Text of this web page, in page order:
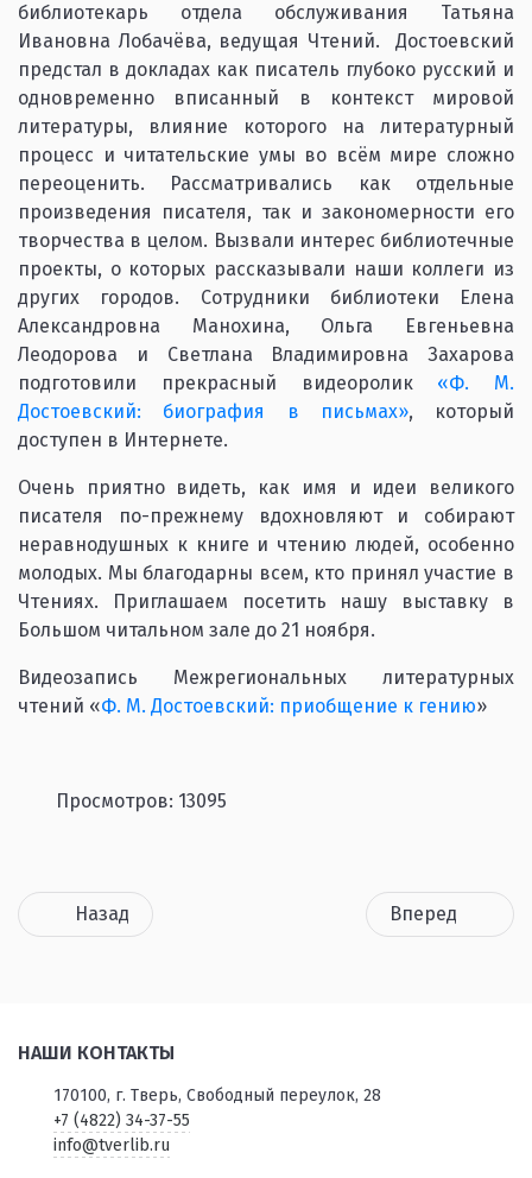
библиотекарь отдела обслуживания Татьяна
Ивановна Лобачёва, ведущая Чтений. Достоевский
предстал в докладах как писатель глубоко русский и
одновременно вписанный в контекст мировой
литературы, влияние которого на литературный
процесс и читательские умы во всём мире сложно
переоценить. Рассматривались как отдельные
произведения писателя, так и закономерности его
творчества в целом. Вызвали интерес библиотечные
проекты, о которых рассказывали наши коллеги из
других городов. Сотрудники библиотеки Елена
Александровна Манохина, Ольга Евгеньевна
Леодорова и Светлана Владимировна Захарова
подготовили прекрасный видеоролик «Ф. М.
Достоевский: биография в письмах», который
доступен в Интернете.
Очень приятно видеть, как имя и идеи великого
писателя по-прежнему вдохновляют и собирают
неравнодушных к книге и чтению людей, особенно
молодых. Мы благодарны всем, кто принял участие в
Чтениях. Приглашаем посетить нашу выставку в
Большом читальном зале до 21 ноября.
Видеозапись Межрегиональных литературных
чтений «Ф. М. Достоевский: приобщение к гению»
Просмотров: 13095
Назад Вперед
НАШИ КОНТАКТЫ
170100, г. Тверь, Свободный переулок, 28
+7 (4822) 34-37-55
info@tverlib.ru